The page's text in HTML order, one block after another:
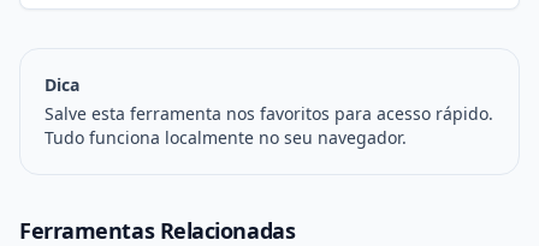
Dica
Salve esta ferramenta nos favoritos para acesso rápido.
Tudo funciona localmente no seu navegador.
Ferramentas Relacionadas